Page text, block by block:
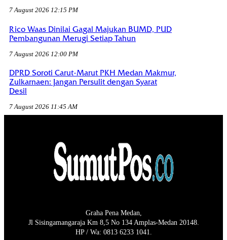
7 August 2026 12:15 PM
Rico Waas Dinilai Gagal Majukan BUMD, PUD
Pembangunan Merugi Setiap Tahun
7 August 2026 12:00 PM
DPRD Soroti Carut-Marut PKH Medan Makmur,
Zulkarnaen: Jangan Persulit dengan Syarat
Desil
7 August 2026 11:45 AM
Graha Pena Medan,
Jl Sisingamangaraja Km 8,5 No 134 Amplas-Medan 20148.
HP / Wa: 0813 6233 1041.